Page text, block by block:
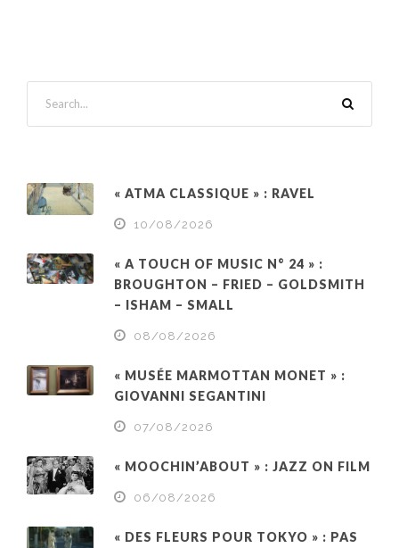
« ATMA CLASSIQUE » : RAVEL
10/08/2026
« A TOUCH OF MUSIC N° 24 » :
BROUGHTON – FRIED – GOLDSMITH
– ISHAM – SMALL
08/08/2026
« MUSÉE MARMOTTAN MONET » :
GIOVANNI SEGANTINI
07/08/2026
« MOOCHIN’ABOUT » : JAZZ ON FILM
06/08/2026
« DES FLEURS POUR TOKYO » : PAS